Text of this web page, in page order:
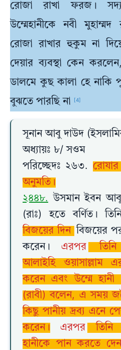
রোজা রাখা ফরজ।
উম্মেহানীকে নবী
রোজা রাখার হুকুম না
দেয়ার ব্যবস্থা কেন
ডালমে কুছ কালা হে নাকি
বুঝতে পারছি না
[4]
সূনান আবু দাউদ
অধ্যায়ঃ ৮/ সওম
পরিচ্ছেদঃ ২৬৩.
অনুমতি।
২৪৪৮. উসমান ইবন আবূ
(রাঃ) হতে বর্ণিত।
বিজয়ের দিন বিজয়ের
করেন। এরপর
তিনি
আলাইহি ওয়াসাল্লাম
করেন এবং উম্মে হানী
(রাবী) বলেন, এ সময়
কিছু পানীয় দ্রব্য এনে
করেন।
এরপর
তিনি
হানীকে পান করতে